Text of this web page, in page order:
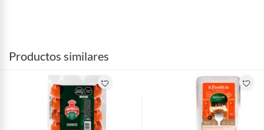
Productos similares